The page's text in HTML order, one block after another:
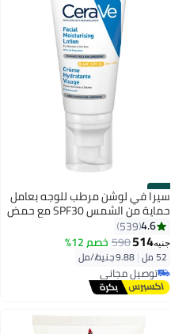
#38
سيرا في لوشن مرطب للوجه بعامل
حماية من الشمس SPF30 مع حمض
الهيالورونيك 52 مل 52ملليلتر
4.6
539
جنيه514
590 خصم 12%
52 مل |9.88 جنيه/⁨/مل⁩
توصيل مجاني
توصيل مجاني